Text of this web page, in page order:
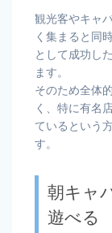
観光客やキャ
く集まると同
として成功し
ます。
そのため全体
く、特に有名
ているという
す。
朝キャ
遊べる